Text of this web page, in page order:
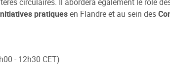
pratiquesen Flandre et au sein des
- 12h30 CET)